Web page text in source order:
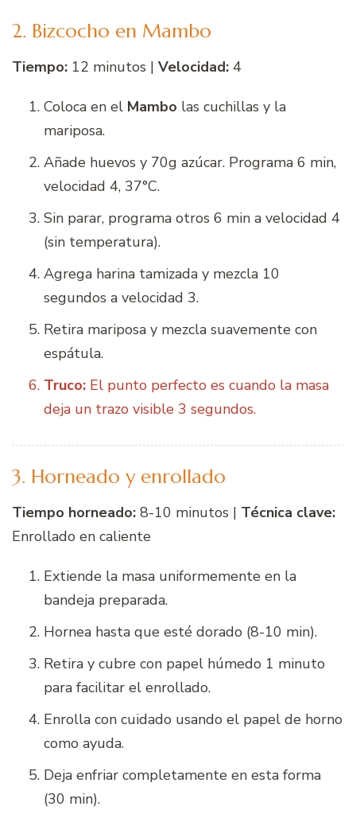
2. Bizcocho en Mambo
Tiempo: 12 minutos | Velocidad: 4
Coloca en el Mambo las cuchillas y la
mariposa.
Añade huevos y 70g azúcar. Programa 6 min,
velocidad 4, 37°C.
Sin parar, programa otros 6 min a velocidad 4
(sin temperatura).
Agrega harina tamizada y mezcla 10
segundos a velocidad 3.
Retira mariposa y mezcla suavemente con
espátula.
Truco: El punto perfecto es cuando la masa
deja un trazo visible 3 segundos.
3. Horneado y enrollado
Tiempo horneado: 8-10 minutos | Técnica clave:
Enrollado en caliente
Extiende la masa uniformemente en la
bandeja preparada.
Hornea hasta que esté dorado (8-10 min).
Retira y cubre con papel húmedo 1 minuto
para facilitar el enrollado.
Enrolla con cuidado usando el papel de horno
como ayuda.
Deja enfriar completamente en esta forma
(30 min).